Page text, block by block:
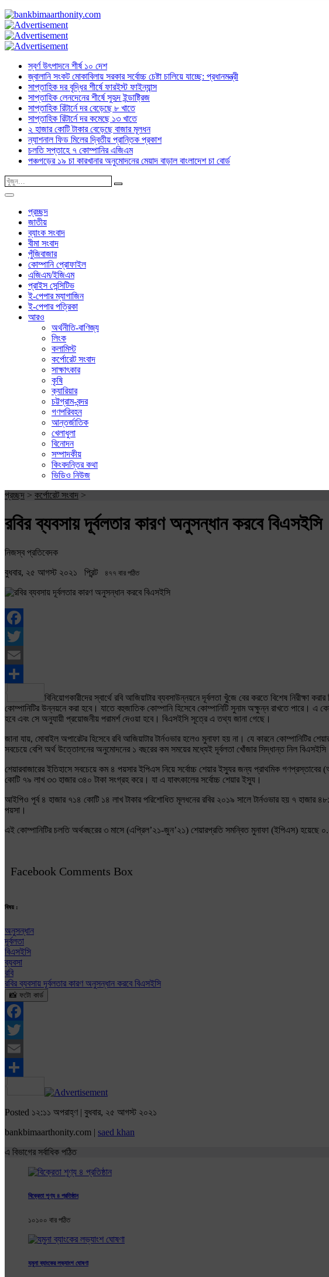
স্বর্ণ উৎপাদনে শীর্ষ ১০ দেশ
জ্বালানি সংকট মোকাবিলায় সরকার সর্বোচ্চ চেষ্টা চালিয়ে যাচ্ছে: প্রধানমন্ত্রী
সাপ্তাহিক দর বৃদ্ধির শীর্ষে ফারইস্ট ফাইন্যান্স
সাপ্তাহিক লেনদেনের শীর্ষে সুহৃদ ইন্ডাষ্ট্রিজ
সাপ্তাহিক রিটার্নে দর বেড়েছে ৮ খাতে
সাপ্তাহিক রিটার্নে দর কমেছে ১৩ খাতে
২ হাজার কোটি টাকার বেড়েছে বাজার মূলধন
ন্যাশনাল ফিড মিলের দ্বিতীয় প্রান্তিক প্রকাশ
চলতি সপ্তাহে ৭ কোম্পানির এজিএম
পঞ্চগড়ের ১৯ চা কারখানার অনুমোদনের মেয়াদ বাড়াল বাংলাদেশ চা বোর্ড
প্রচ্ছদ
জাতীয়
ব্যাংক সংবাদ
বীমা সংবাদ
পুঁজিবাজার
কোম্পানি প্রোফাইল
এজিএম/ইজিএম
প্রাইস সেন্সিটিভ
ই-পেপার ম্যাগাজিন
ই-পেপার পত্রিকা
আরও
অর্থনীতি-বাণিজ্য
লিংক
কলামিস্ট
কর্পোরেট সংবাদ
সাক্ষাৎকার
কৃষি
ক্যারিয়ার
চট্টগ্রাম-বন্দর
গণপরিবহন
আন্তর্জাতিক
খেলাধুলা
বিনোদন
সম্পাদকীয়
কিংবদন্তির কথা
ভিডিও নিউজ
প্রচ্ছদ > কর্পোরেট সংবাদ >
রবির ব্যবসায় দূর্বলতার কারণ অনুসন্ধান করবে বিএসইসি
নিজস্ব প্রতিবেদক
বুধবার, ২৫ আগস্ট ২০২১ প্রিন্ট ৪৭৭ বার পঠিত
Facebook
Twitter
Email
Share
বিনিয়োগকারীদের স্বার্থে রবি আজিয়াটার ব্যবসাউন্নয়নে দূর্বলতা খুঁজে বের করতে বিশেষ নিরীক্ষা
কোম্পানিটির উন্নয়নে করা হবে। যাতে বহুজাতিক কোম্পানি হিসেবে কোম্পানিটি সুনাম অক্ষুন্ন রাখতে পারে। এ
হবে এবং সে অনুযায়ী প্রয়োজনীয় পরামর্শ দেওয়া হবে। বিএসইসি সূত্রে এ তথ্য জানা গেছে।
জানা যায়, মোবাইল অপারেটর হিসেবে রবি আজিয়াটার টার্নওভার হলেও মুনাফা হয় না। যে কারনে
সবচেয়ে বেশি অর্থ উত্তোলনের অনুমোদনের ১ বছরের কম সময়ের মধ্যেই দূর্বলতা খোঁজার সিদ্ধান্ত নিল
শেয়ারবাজারের ইতিহাসে সবচেয়ে কম ৪ পয়সার ইপিএস নিয়ে সর্বোচ্চ শেয়ার ইস্যুর জন্য প্রাথমিক
কোটি ৭৯ লাখ ৩৩ হাজার ৩৪০ টাকা সংগ্রহ করে। যা এ যাবৎকালের সর্বোচ্চ শেয়ার ইস্যু।
আইপিও পূর্ব ৪ হাজার ৭১৪ কোটি ১৪ লাখ টাকার পরিশোধিত মূলধনের রবির ২০১৯ সালে টার্নওভার হয় ৭ হাজার
পয়সা।
এই কোম্পানিটির চলতি অর্থবছরের ৩ মাসে (এপ্রিল’২১-জুন’২১) শেয়ারপ্রতি সমন্বিত মুনাফা (ইপিএস)
Facebook Comments Box
বিষয় :
অনুসন্ধান
দূর্বলতা
বিএসইসি
ব্যবসা
রবি
রবির ব্যবসায় দূর্বলতার কারণ অনুসন্ধান করবে বিএসইসি
📸 ফটো কার্ড
Facebook
Twitter
Email
Share
Posted ১২:১১ অপরাহ্ণ | বুধবার, ২৫ আগস্ট ২০২১
bankbimaarthonity.com | saed khan
এ বিভাগের সর্বাধিক পঠিত
বিক্রেতা শূণ্য ৪ প্রতিষ্ঠান
১০১০০ বার পঠিত
যমুনা ব্যাংকের লভ্যাংশ ঘোষণা